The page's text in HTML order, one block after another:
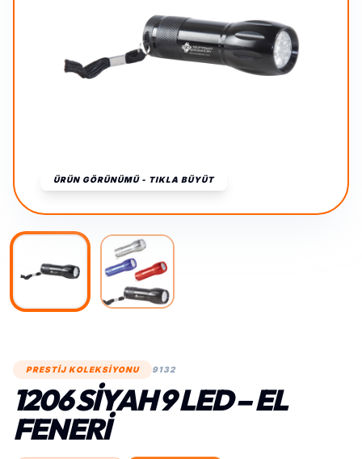
ÜRÜN GÖRÜNÜMÜ - TIKLA BÜYÜT
PRESTİJ KOLEKSİYONU 9132
1206 SIYAH 9 LED – EL
FENERI